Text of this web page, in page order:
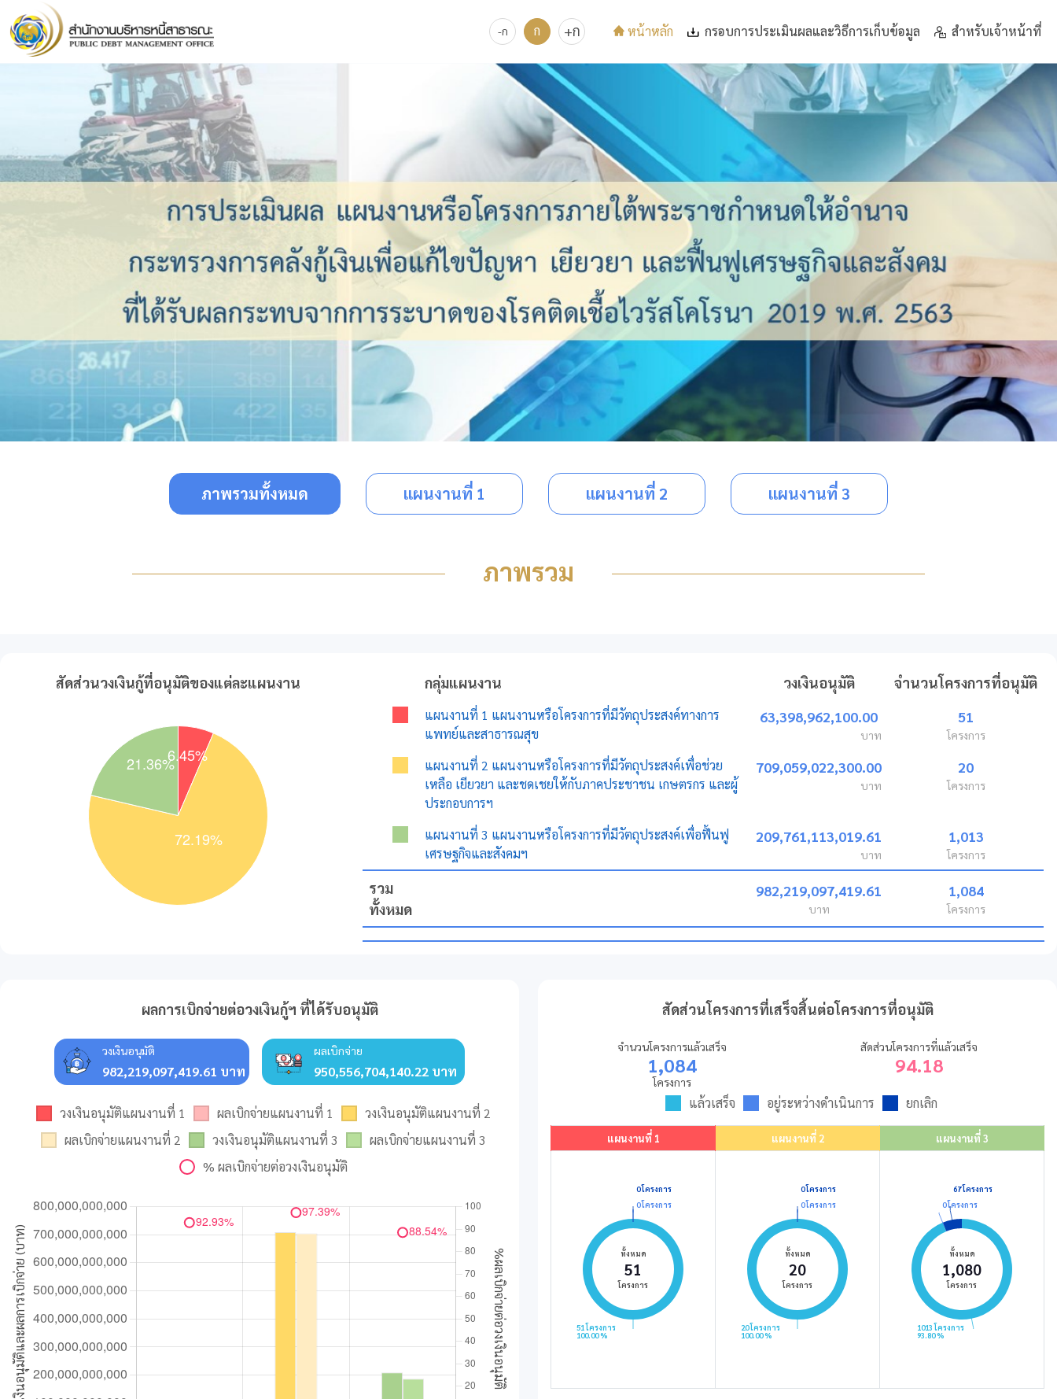
-ก ก +ก หน้าหลัก กรอบการประเมินผลและวิธีการเก็บข้อมูล สำหรับเจ้าหน้าที่
ภาพรวมทั้งหมด แผนงานที่ 1 แผนงานที่ 2 แผนงานที่ 3
ภาพรวม
สัดส่วนวงเงินกู้ที่อนุมัติของแต่ละแผนงาน กลุ่มแผนงาน วงเงินอนุมัติ จำนวนโครงการที่อนุมัติ
แผนงานที่ 1 แผนงานหรือโครงการที่มีวัตถุประสงค์ทางการ
แพทย์และสาธารณสุข
63,398,962,100.00
บาท
51
โครงการ
แผนงานที่ 2 แผนงานหรือโครงการที่มีวัตถุประสงค์เพื่อช่วย
เหลือ เยียวยา และชดเชยให้กับภาคประชาชน เกษตรกร และผู้
ประกอบการฯ
709,059,022,300.00
บาท
20
โครงการ
แผนงานที่ 3 แผนงานหรือโครงการที่มีวัตถุประสงค์เพื่อฟื้นฟู
เศรษฐกิจและสังคมฯ
209,761,113,019.61
บาท
1,013
โครงการ
รวม
ทั้งหมด
982,219,097,419.61
บาท
1,084
โครงการ
ผลการเบิกจ่ายต่อวงเงินกู้ฯ ที่ได้รับอนุมัติ
วงเงินอนุมัติ
982,219,097,419.61 บาท
ผลเบิกจ่าย
950,556,704,140.22 บาท
วงเงินอนุมัติแผนงานที่ 1 ผลเบิกจ่ายแผนงานที่ 1
วงเงินอนุมัติแผนงานที่ 2
ผลเบิกจ่ายแผนงานที่ 2
วงเงินอนุมัติแผนงานที่ 3
ผลเบิกจ่ายแผนงานที่ 3
% ผลเบิกจ่ายต่อวงเงินอนุมัติ
สัดส่วนโครงการที่เสร็จสิ้นต่อโครงการที่อนุมัติ
จำนวนโครงการแล้วเสร็จ
1,084
โครงการ
สัดส่วนโครงการที่แล้วเสร็จ
94.18
แล้วเสร็จ อยู่ระหว่างดำเนินการ ยกเลิก